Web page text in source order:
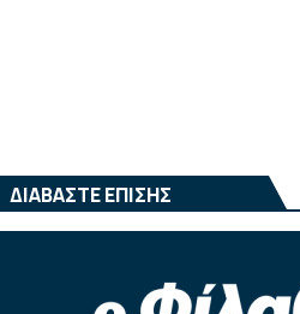
ΔΙΑΒΑΣΤΕ ΕΠΙΣΗΣ